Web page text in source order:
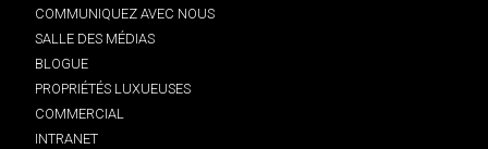
COMMUNIQUEZ AVEC NOUS
SALLE DES MÉDIAS
BLOGUE
PROPRIÉTÉS LUXUEUSES
COMMERCIAL
INTRANET